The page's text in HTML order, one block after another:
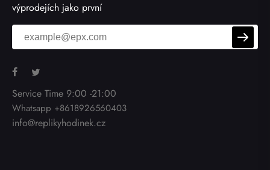
výprodejích jako první
Service Time 9:00 -21:00
Whatsapp +8618926560403
info@replikyhodinek.cz